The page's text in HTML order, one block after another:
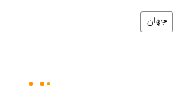
جهان